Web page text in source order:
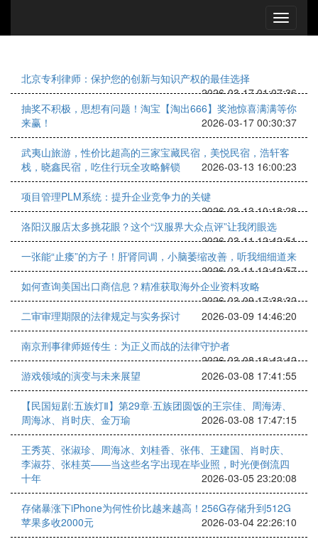
北京专利律师：保护您的创新与知识产权的最佳选择
2026-03-17 01:07:36
抽奖不积极，思想有问题！淘宝【淘出666】奖池惊喜满满等你
来赢！
2026-03-17 00:30:37
武夷山旅游，性价比超高的三家宝藏民宿，美悦民宿，浩轩客
栈，晓鑫民宿，吃住行玩全攻略解锁
2026-03-13 16:00:23
项目管理PLM系统：提升企业竞争力的关键
2026-03-13 10:18:28
洛阳汉服店太多挑花眼？这个“汉服界大众点评”让我闭眼选
2026-03-11 12:42:51
一张能“止痿”的方子！肝肾同调，小脑萎缩改善，听我细细道来
2026-03-11 12:42:57
如何查询美国出口商信息？精准获取海外企业资料攻略
2026-03-09 17:38:32
二审审理期限的法律规定与实务探讨
2026-03-09 14:46:20
南京刑事律师姬传生：为正义而战的法律守护者
2026-03-08 18:43:42
游戏领域的演变与未来展望
2026-03-08 17:41:55
【民国短剧:五族灯Ⅱ】第29章·五族团圆饭的王宗佳、周海涛、
周海冰、肖时庆、金万瑜
2026-03-08 17:47:15
王秀英、张淑珍、周海冰、刘桂香、张伟、王建国、肖时庆、
李淑芬、张桂英——当这些名字出现在毕业照，时光便倒流四
十年
2026-03-05 23:20:08
存储暴涨下iPhone为何性价比越来越高！256G存储升到512G
苹果多收2000元
2026-03-04 22:26:10